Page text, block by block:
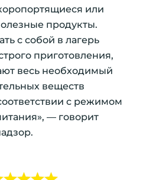
или
продукты.
с собой в лагерь
приготовления,
весь необходимый
веществ
с режимом
— говорит